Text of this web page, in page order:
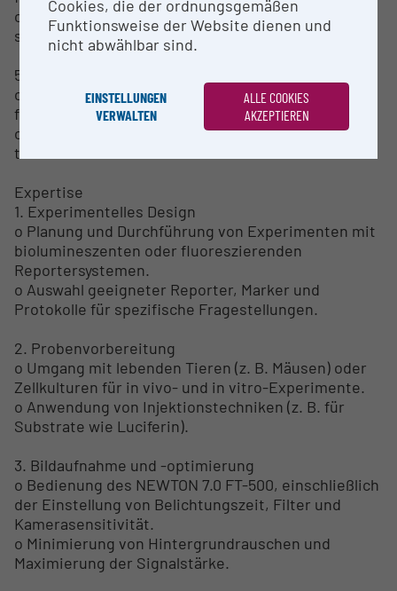
o Reduktion von Hintergrundsignalen durch
spektrale Entmischung.
5. 3D-Bildgebung (optional)
o Rekonstruktion von biolumineszenten oder
fluoreszierenden Signalen in drei Dimensionen.
o Ermöglicht die Lokalisierung von Signalen in
tiefen Gewebeschichten.
Expertise
1. Experimentelles Design
o Planung und Durchführung von Experimenten mit
biolumineszenten oder fluoreszierenden
Reportersystemen.
o Auswahl geeigneter Reporter, Marker und
Protokolle für spezifische Fragestellungen.
2. Probenvorbereitung
o Umgang mit lebenden Tieren (z. B. Mäusen) oder
Zellkulturen für in vivo- und in vitro-Experimente.
o Anwendung von Injektionstechniken (z. B. für
Substrate wie Luciferin).
3. Bildaufnahme und -optimierung
o Bedienung des NEWTON 7.0 FT-500, einschließlich
der Einstellung von Belichtungszeit, Filter und
Kamerasensitivität.
o Minimierung von Hintergrundrauschen und
Maximierung der Signalstärke.
Cookies, die der ordnungsgemäßen
Funktionsweise der Website dienen und
nicht abwählbar sind.
EINSTELLUNGEN
VERWALTEN
ALLE COOKIES
AKZEPTIEREN